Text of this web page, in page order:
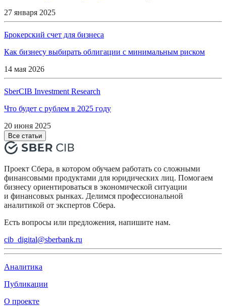
27 января 2025
Брокерский счет для бизнеса
Как бизнесу выбирать облигации с минимальным риском
14 мая 2026
SberCIB Investment Research
Что будет с рублем в 2025 году
20 июня 2025
Все статьи
Проект Сбера, в котором обучаем работать со сложными
финансовыми продуктами для юридических лиц. Помогаем
бизнесу ориентироваться в экономической ситуации
и финансовых рынках. Делимся профессиональной
аналитикой от экспертов Сбера.
Есть вопросы или предложения, напишите нам.
cib_digital@sberbank.ru
Аналитика
Публикации
О проекте